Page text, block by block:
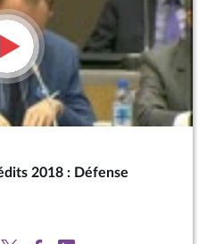
2018 : Défense